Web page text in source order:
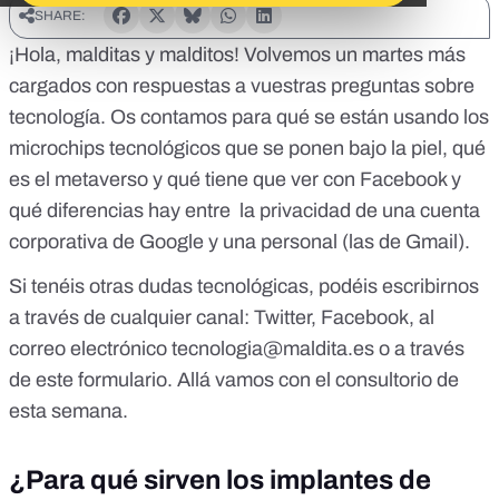
SHARE:
¡Hola, malditas y malditos! Volvemos un martes más
cargados con respuestas a vuestras preguntas sobre
tecnología. Os contamos para qué se están usando los
microchips tecnológicos que se ponen bajo la piel, qué
es el metaverso y qué tiene que ver con Facebook y
qué diferencias hay entre la privacidad de una cuenta
corporativa de Google y una personal (las de Gmail).
Si tenéis otras dudas tecnológicas, podéis escribirnos
a través de cualquier canal: Twitter, Facebook, al
correo electrónico tecnologia@maldita.es o a través
de este formulario. Allá vamos con el consultorio de
esta semana.
¿Para qué sirven los implantes de